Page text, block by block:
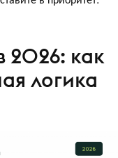
2026: как
логика